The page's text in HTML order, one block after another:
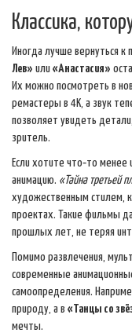
Классика,
Иногда лучше вернуться
Лев» или «Анастасия»
Их можно посмотреть в
ремастеры в 4K, а звук
позволяет увидеть
зритель.
Если хотите что‑то менее
анимацию. «Тайна третьей
художественным стилем,
проектах. Такие фильмы
прошлых лет, не теряя
Помимо развлечения,
современные
самоопределения.
природу, а в «Танцы со
мечты.